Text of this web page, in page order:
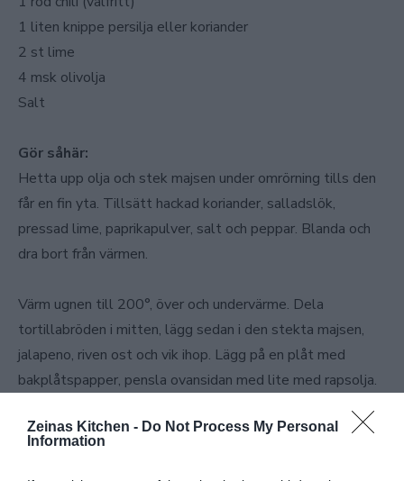
Zeinas Kitchen - Do Not Process My Personal
Information
1 liten knippe persilja eller koriander
2 st lime
4 msk olivolja
Salt
Gör såhär:
Hetta upp olja och stek majsen under omrörning tills den
får en fin yta. Tillsätt hackad koriander, salladslök,
pressad lime, paprikapulver, salt och peppar. Blanda och
dra bort från värmen.
Värm ugnen till 200°, över och undervärme. Dela
tortillabröden i mitten, lägg sedan i den stekta majsen,
jalapeno, riven ost och vik ihop. Lägg på en plåt med
bakplåtspapper, pensla ovansidan med lite med rapsolja.